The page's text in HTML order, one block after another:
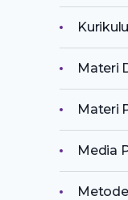
Materi
Materi
Media